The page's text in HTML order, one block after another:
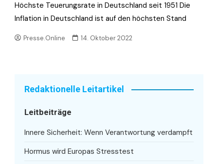
Höchste Teuerungsrate in Deutschland seit 1951 Die
Inflation in Deutschland ist auf den höchsten Stand
Presse.Online 14. Oktober 2022
Redaktionelle Leitartikel
Leitbeiträge
Innere Sicherheit: Wenn Verantwortung verdampft
Hormus wird Europas Stresstest